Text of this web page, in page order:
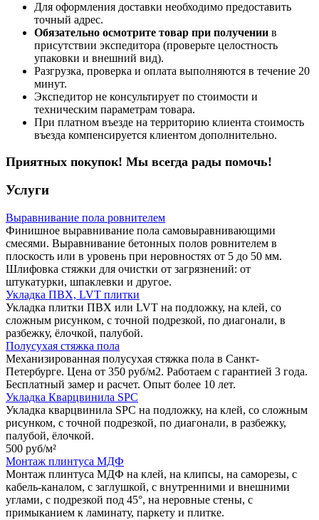
Для оформления доставки необходимо предоставить
точный адрес.
Обязательно осмотрите товар при получении в
присутствии экспедитора (проверьте целостность
упаковки и внешний вид).
Разгрузка, проверка и оплата выполняются в течение 20
минут.
Экспедитор не консультирует по стоимости и
техническим параметрам товара.
При платном въезде на территорию клиента стоимость
въезда компенсируется клиентом дополнительно.
Приятных покупок! Мы всегда рады помочь!
Услуги
Выравнивание пола ровнителем
Финишное выравнивание пола самовыравнивающими
смесями. Выравнивание бетонных полов ровнителем в
плоскость или в уровень при неровностях от 5 до 50 мм.
Шлифовка стяжки для очистки от загрязнений: от
штукатурки, шпаклевки и другое.
Укладка ПВХ, LVT плитки
Укладка плитки ПВХ или LVT на подложку, на клей, со
сложным рисунком, с точной подрезкой, по диагонали, в
разбежку, ёлочкой, палубой.
Полусухая стяжка пола
Механизированная полусухая стяжка пола в Санкт-
Петербурге. Цена от 350 руб/м2. Работаем с гарантией 3 года.
Бесплатный замер и расчет. Опыт более 10 лет.
Укладка Кварцвинила SPC
Укладка кварцвинила SPC на подложку, на клей, со сложным
рисунком, с точной подрезкой, по диагонали, в разбежку,
палубой, ёлочкой.
500 руб/м²
Монтаж плинтуса МДФ
Монтаж плинтуса МДФ на клей, на клипсы, на саморезы, с
кабель-каналом, с заглушкой, с внутренними и внешними
углами, с подрезкой под 45°, на неровные стены, с
примыканием к ламинату, паркету и плитке.